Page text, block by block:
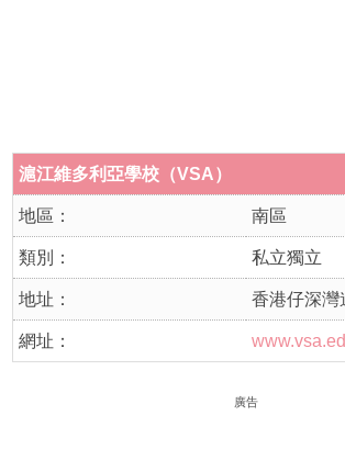
滬江維多利亞學校（VSA）
地區： 南區
類別： 私立獨立
地址： 香港仔深灣
網址：
廣告